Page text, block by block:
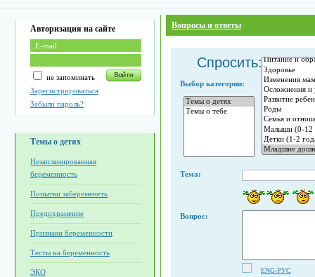
Авторизация на сайте
не запоминать
Зарегистрироваться
Забыли пароль?
Темы о детях
Незапланированная
беременность
Попытки забеременеть
Предохранение
Признаки беременности
Тесты на беременность
ЭКО
Вопросы и ответы
Спросить:
Выбор категории:
Тема:
Вопрос:
ENG-РУС